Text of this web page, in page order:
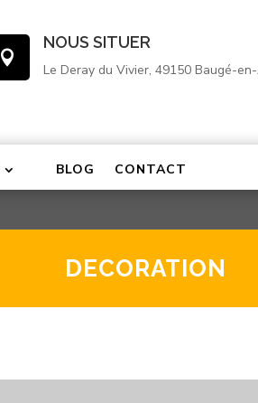

NOUS SITUER
Le Deray du Vivier, 49150 Baugé-
BLOG CONTACT
DECORATION